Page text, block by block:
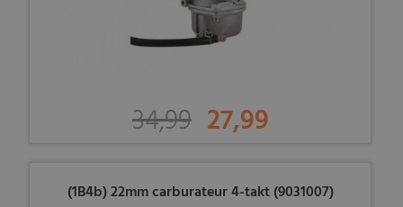
34,99 27,99
(1B4b) 22mm carburateur 4-takt (9031007)